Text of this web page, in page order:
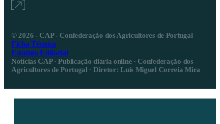
© 2026 - CAP - Confederação dos Agricultores de Portugal
Ficha Técnica
Estatuto Editorial
Notícias CAP · Publicação diária online · Confederação dos
Agricultores de Portugal · Diretor: Luís Miguel Correia Mira